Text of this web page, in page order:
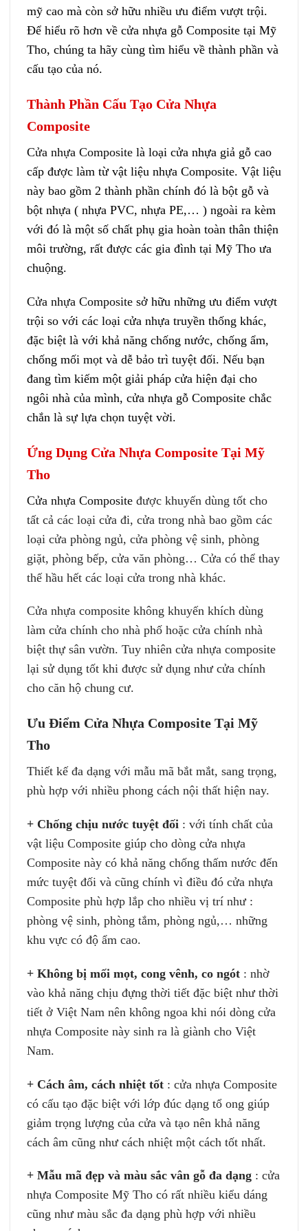
mỹ cao mà còn sở hữu nhiều ưu điểm vượt trội.
Để hiểu rõ hơn về cửa nhựa gỗ Composite tại Mỹ
Tho, chúng ta hãy cùng tìm hiểu về thành phần và
cấu tạo của nó.
Thành Phần Cấu Tạo Cửa Nhựa
Composite
Cửa nhựa Composite là loại cửa nhựa giả gỗ cao
cấp được làm từ vật liệu nhựa Composite. Vật liệu
này bao gồm 2 thành phần chính đó là bột gỗ và
bột nhựa ( nhựa PVC, nhựa PE,… ) ngoài ra kèm
với đó là một số chất phụ gia hoàn toàn thân thiện
môi trường, rất được các gia đình tại Mỹ Tho ưa
chuộng.
Cửa nhựa Composite sở hữu những ưu điểm vượt
trội so với các loại cửa nhựa truyền thống khác,
đặc biệt là với khả năng chống nước, chống ẩm,
chống mối mọt và dễ bảo trì tuyệt đối. Nếu bạn
đang tìm kiếm một giải pháp cửa hiện đại cho
ngôi nhà của mình, cửa nhựa gỗ Composite chắc
chắn là sự lựa chọn tuyệt vời.
Ứng Dụng Cửa Nhựa Composite Tại Mỹ
Tho
Cửa nhựa Composite được khuyến dùng tốt cho
tất cả các loại cửa đi, cửa trong nhà bao gồm các
loại cửa phòng ngủ, cửa phòng vệ sinh, phòng
giặt, phòng bếp, cửa văn phòng… Cửa có thể thay
thế hầu hết các loại cửa trong nhà khác.
Cửa nhựa composite không khuyến khích dùng
làm cửa chính cho nhà phố hoặc cửa chính nhà
biệt thự sân vườn. Tuy nhiên cửa nhựa composite
lại sử dụng tốt khi được sử dụng như cửa chính
cho căn hộ chung cư.
Ưu Điểm Cửa Nhựa Composite Tại Mỹ
Tho
Thiết kế đa dạng với mẫu mã bắt mắt, sang trọng,
phù hợp với nhiều phong cách nội thất hiện nay.
+ Chống chịu nước tuyệt đối : với tính chất của
vật liệu Composite giúp cho dòng cửa nhựa
Composite này có khả năng chống thấm nước đến
mức tuyệt đối và cũng chính vì điều đó cửa nhựa
Composite phù hợp lắp cho nhiều vị trí như :
phòng vệ sinh, phòng tắm, phòng ngủ,… những
khu vực có độ ẩm cao.
+ Không bị mối mọt, cong vênh, co ngót : nhờ
vào khả năng chịu đựng thời tiết đặc biệt như thời
tiết ở Việt Nam nên không ngoa khi nói dòng cửa
nhựa Composite này sinh ra là giành cho Việt
Nam.
+ Cách âm, cách nhiệt tốt : cửa nhựa Composite
có cấu tạo đặc biệt với lớp đúc dạng tổ ong giúp
giảm trọng lượng của cửa và tạo nên khả năng
cách âm cũng như cách nhiệt một cách tốt nhất.
+ Mẫu mã đẹp và màu sắc vân gỗ đa dạng : cửa
nhựa Composite Mỹ Tho có rất nhiều kiểu dáng
cũng như màu sắc đa dạng phù hợp với nhiều